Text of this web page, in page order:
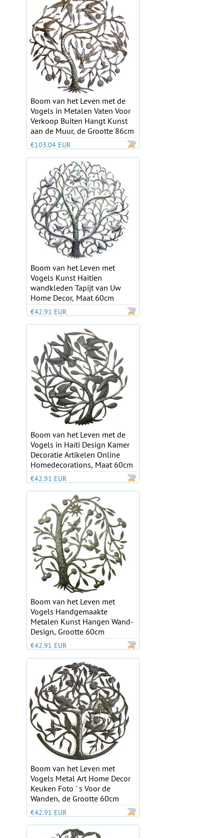
Boom van het Leven met de
Vogels in Metalen Vaten Voor
Verkoop Buiten Hangt Kunst
aan de Muur, de Grootte 86cm
€103.04 EUR
Boom van het Leven met
Vogels Kunst Haitien
wandkleden Tapijt van Uw
Home Decor, Maat 60cm
€42.91 EUR
Boom van het Leven met de
Vogels in Haïti Design Kamer
Decoratie Artikelen Online
Homedecorations, Maat 60cm
€42.91 EUR
Boom van het Leven met
Vogels Handgemaakte
Metalen Kunst Hangen Wand-
Design, Grootte 60cm
€42.91 EUR
Boom van het Leven met
Vogels Metal Art Home Decor
Keuken Foto ' s Voor de
Wanden, de Grootte 60cm
€42.91 EUR